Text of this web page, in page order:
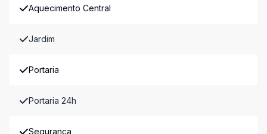
Aquecimento Central
Jardim
Portaria
Portaria 24h
Segurança